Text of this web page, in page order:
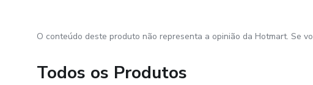
O conteúdo deste produto não representa a opinião da Hotmart. Se
Todos os Produtos